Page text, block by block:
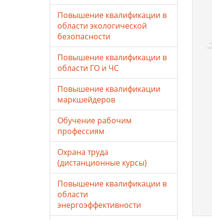
Повышение квалификации в
области экологической
безопасности
Повышение квалификации в
области ГО и ЧС
Повышение квалификации
маркшейдеров
Обучение рабочим
профессиям
Охрана труда
(дистанционные курсы)
Повышение квалификации в
области
энергоэффективности